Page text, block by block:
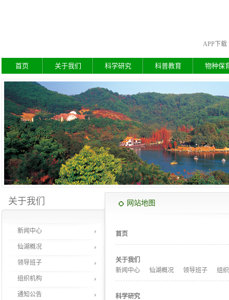
APP下载
首页 关于我们 科学研究 科普教育 物种保
网站地图
首页
关于我们
新闻中心
仙湖概况 领导班子 组
科学研究
关于我们
新闻中心
仙湖概况
领导班子
组织机构
通知公告